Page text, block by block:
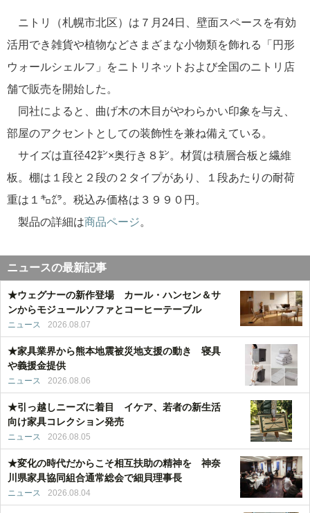
ニトリ（札幌市北区）は７月24日、壁面スペースを有効
活用でき雑貨や植物などさまざまな小物類を飾れる「円形
ウォールシェルフ」をニトリネットおよび全国のニトリ店
舗で販売を開始した。
同社によると、曲げ木の木目がやわらかい印象を与え、
部屋のアクセントとしての装飾性を兼ね備えている。
サイズは直径42㌢×奥行き８㌢。材質は積層合板と繊維
板。棚は１段と２段の２タイプがあり、１段あたりの耐荷
重は１㌔㌘。税込み価格は３９９０円。
製品の詳細は商品ページ。
ニュースの最新記事
★ウェグナーの新作登場 カール・ハンセン＆サ
ンからモジュールソファとコーヒーテーブル
ニュース 2026.08.07
★家具業界から熊本地震被災地支援の動き 寝具
や義援金提供
ニュース 2026.08.06
★引っ越しニーズに着目 イケア、若者の新生活
向け家具コレクション発売
ニュース 2026.08.05
★変化の時代だからこそ相互扶助の精神を 神奈
川県家具協同組合通常総会で細貝理事長
ニュース 2026.08.04